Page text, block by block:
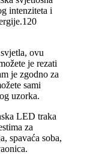
intenziteta i
ovu
je rezati
je zgodno za
sami
uzorka.
LED traka
za
spavaća soba,